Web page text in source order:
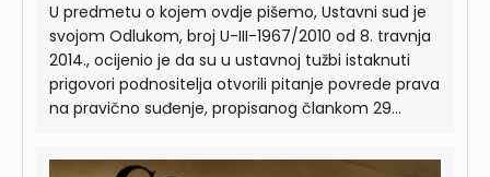
U predmetu o kojem ovdje pišemo, Ustavni sud je
svojom Odlukom, broj U-III-1967/2010 od 8. travnja
2014., ocijenio je da su u ustavnoj tužbi istaknuti
prigovori podnositelja otvorili pitanje povrede prava
na pravično suđenje, propisanog člankom 29...